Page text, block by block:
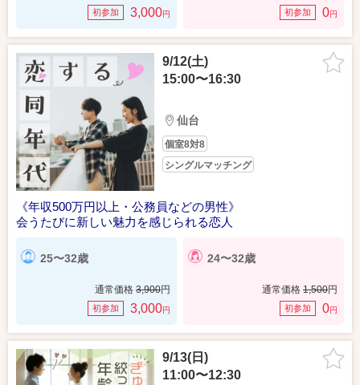
初参加 3,000円 初参加 0円
9/12(土)
15:00〜16:30
仙台
個室8対8
シングルマッチング
《年収500万円以上・公務員などの男性》
会うたびに新しい魅力を感じられる恋人
25〜32歳
通常価格 3,900円
初参加 3,000円
24〜32歳
通常価格 1,500円
初参加 0円
9/13(日)
11:00〜12:30